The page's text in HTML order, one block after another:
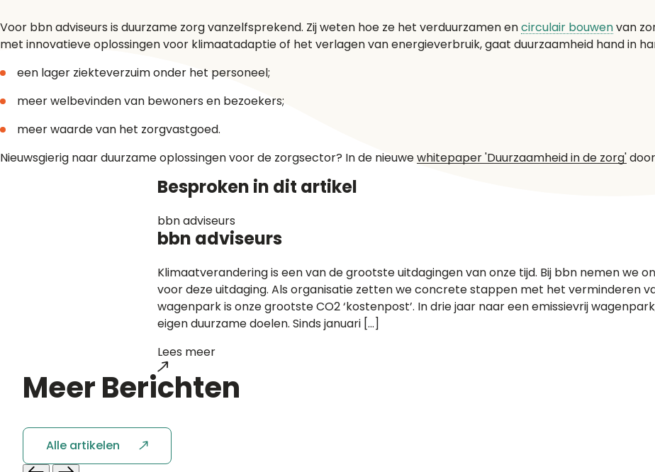
Voor bbn adviseurs is duurzame zorg vanzelfsprekend. Zij weten hoe ze het verduurzamen encirculair bouwenvan
met innovatieve oplossingen voor klimaatadaptie of het verlagen van energieverbruik, gaat duurzaamheid hand in
een lager ziekteverzuim onder het personeel;
meer welbevinden van bewoners en bezoekers;
meer waarde van het zorgvastgoed.
Nieuwsgierig naar duurzame oplossingen voor de zorgsector? In de nieuwewhitepaper 'Duurzaamheid in de zorg'
Besproken in dit artikel
bbn adviseurs
bbn adviseurs
Klimaatverandering is een van de grootste uitdagingen van onze tijd. Bij bbn nemen we
voor deze uitdaging. Als organisatie zetten we concrete stappen met het verminderen
wagenpark is onze grootste CO2 ‘kostenpost’. In drie jaar naar een emissievrij
eigen duurzame doelen. Sinds januari […]
Lees meer
MeerBerichten
Alle artikelen